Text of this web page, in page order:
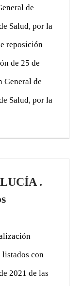
de
Salud, por la
reposición
de 25 de
General de
Salud, por la
.
listados con
2021 de las